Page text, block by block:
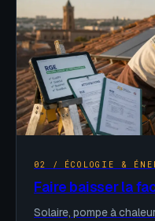
02 / ÉCOLOGIE &
Faire baisser la
Solaire, pompe à